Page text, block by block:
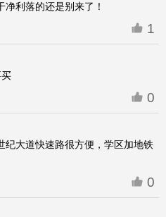
利落的还是别来了！
1
0
纪大道快速路很方便，学区加地铁
0